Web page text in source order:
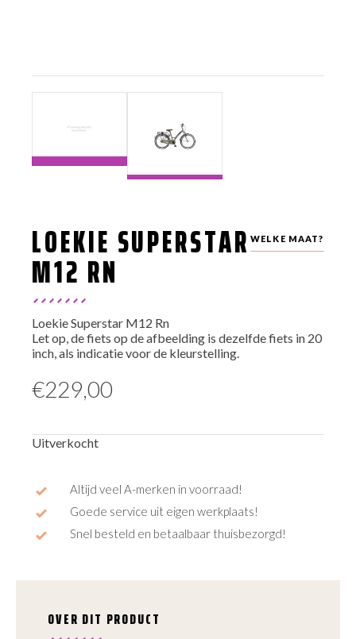
WELKE MAAT?
LOEKIE SUPERSTAR
M12 RN
Loekie Superstar M12 Rn
Let op, de fiets op de afbeelding is dezelfde fiets in 20
inch, als indicatie voor de kleurstelling.
€229,00
Uitverkocht
Altijd veel A-merken in voorraad!
Goede service uit eigen werkplaats!
Snel besteld en betaalbaar thuisbezorgd!
OVER DIT PRODUCT